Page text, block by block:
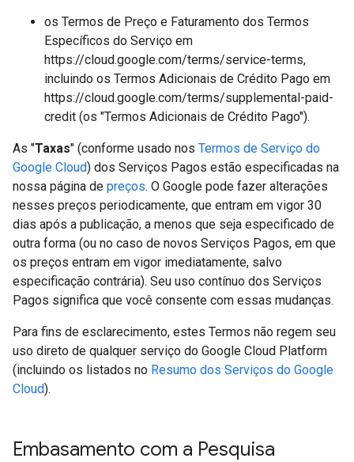
os Termos de Preço e Faturamento dos Termos
Específicos do Serviço em
https://cloud.google.com/terms/service-terms,
incluindo os Termos Adicionais de Crédito Pago em
https://cloud.google.com/terms/supplemental-paid-
credit (os "Termos Adicionais de Crédito Pago").
As "Taxas" (conforme usado nos Termos de Serviço do
Google Cloud) dos Serviços Pagos estão especificadas na
nossa página de preços. O Google pode fazer alterações
nesses preços periodicamente, que entram em vigor 30
dias após a publicação, a menos que seja especificado de
outra forma (ou no caso de novos Serviços Pagos, em que
os preços entram em vigor imediatamente, salvo
especificação contrária). Seu uso contínuo dos Serviços
Pagos significa que você consente com essas mudanças.
Para fins de esclarecimento, estes Termos não regem seu
uso direto de qualquer serviço do Google Cloud Platform
(incluindo os listados no Resumo dos Serviços do Google
Cloud).
Embasamento com a Pesquisa